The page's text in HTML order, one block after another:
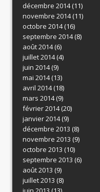
décembre 2014(11)
novembre 2014(11)
octobre 2014(16)
septembre 2014(8)
août 2014(6)
juillet 2014(4)
juin 2014(9)
mai 2014(13)
avril 2014(18)
mars 2014(9)
février 2014(20)
janvier 2014(9)
décembre 2013 (8)
novembre 2013 (9)
octobre 2013 (10)
septembre 2013 (6)
août 2013 (9)
juillet 2013 (8)